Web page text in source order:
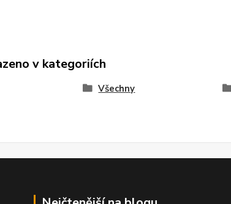
v kategoriích
Všechny